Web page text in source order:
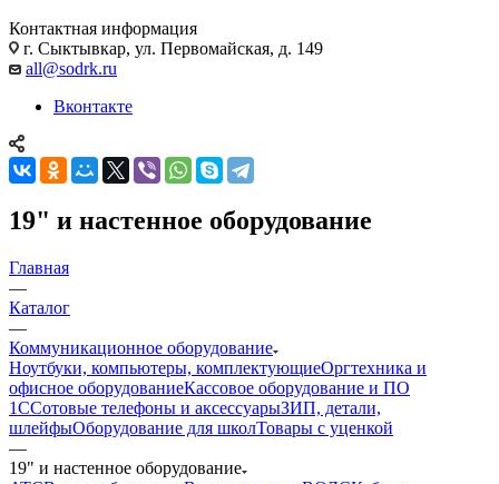
Контактная информация
г. Сыктывкар, ул. Первомайская, д. 149
all@sodrk.ru
Вконтакте
19" и настенное оборудование
Главная
—
Каталог
—
Коммуникационное оборудование
Ноутбуки, компьютеры, комплектующиеОргтехника и
офисное оборудованиеКассовое оборудование и ПО
1ССотовые телефоны и аксессуарыЗИП, детали,
шлейфыОборудование для школТовары с уценкой
—
19" и настенное оборудование